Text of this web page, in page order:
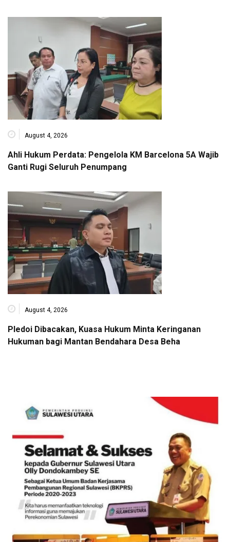
August 4, 2026
Ahli Hukum Perdata: Pengelola KM Barcelona 5A Wajib
Ganti Rugi Seluruh Penumpang
August 4, 2026
Pledoi Dibacakan, Kuasa Hukum Minta Keringanan
Hukuman bagi Mantan Bendahara Desa Beha